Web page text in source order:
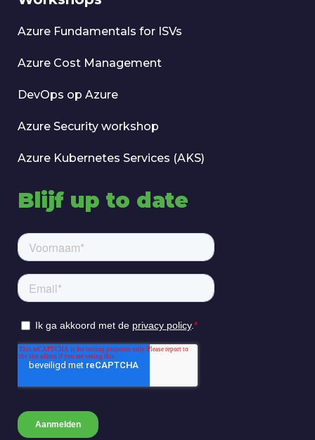
Azure Fundamentals for ISVs
Azure Cost Management
DevOps op Azure
Azure Security workshop
Azure Kubernetes Services (AKS)
Blijf up to date